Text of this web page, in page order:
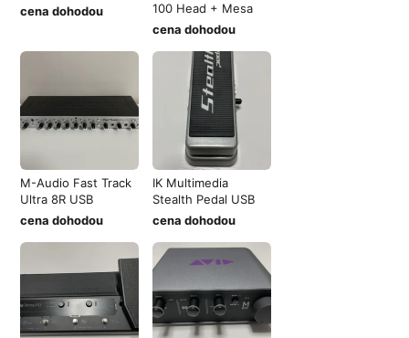
cena dohodou
100 Head + Mesa
Boogie mod
cena dohodou
M-Audio Fast Track
Ultra 8R USB
audio/MIDI
cena dohodou
IK Multimedia
Stealth Pedal USB
Audio Interfa
cena dohodou